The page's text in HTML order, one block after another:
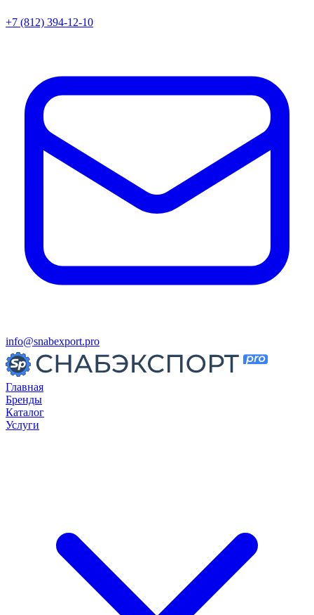
+7 (812) 394-12-10
info@snabexport.pro
Главная
Бренды
Каталог
Услуги